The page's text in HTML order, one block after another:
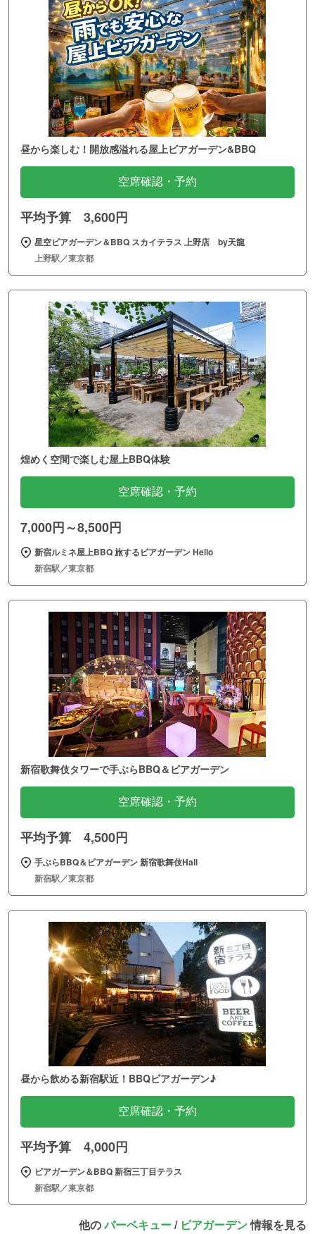
昼から楽しむ！開放感溢れる屋上ビアガーデン&BBQ
空席確認・予約
平均予算 3,600円
星空ビアガーデン＆BBQ スカイテラス 上野店 by天龍
上野駅／東京都
煌めく空間で楽しむ屋上BBQ体験
空席確認・予約
7,000円～8,500円
新宿ルミネ屋上BBQ 旅するビアガーデン Hello
新宿駅／東京都
新宿歌舞伎タワーで手ぶらBBQ＆ビアガーデン
空席確認・予約
平均予算 4,500円
手ぶらBBQ＆ビアガーデン 新宿歌舞伎Hall
新宿駅／東京都
昼から飲める新宿駅近！BBQビアガーデン♪
空席確認・予約
平均予算 4,000円
ビアガーデン＆BBQ 新宿三丁目テラス
新宿駅／東京都
他のバーベキュー/ ビアガーデン情報を見る